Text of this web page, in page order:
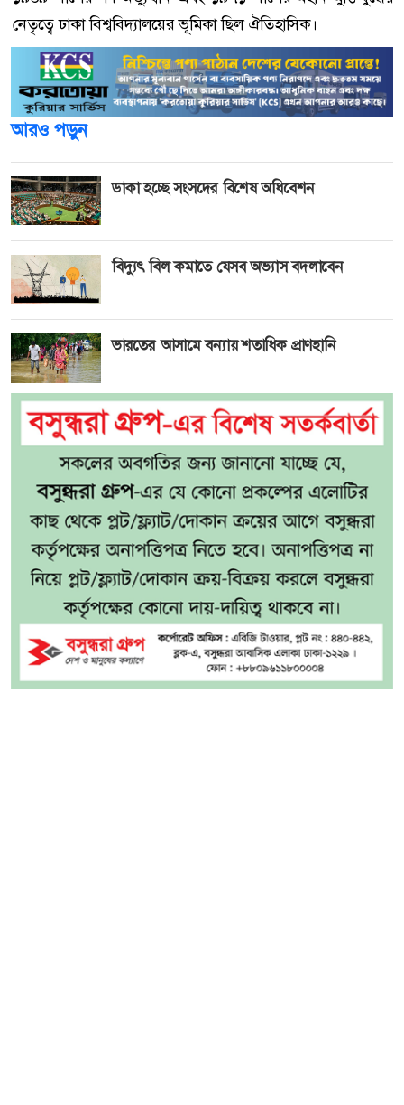
নেতৃত্বে ঢাকা বিশ্ববিদ্যালয়ের ভূমিকা ছিল ঐতিহাসিক।
আরও পড়ুন
ডাকা হচ্ছে সংসদের বিশেষ অধিবেশন
বিদ্যুৎ বিল কমাতে যেসব অভ্যাস বদলাবেন
ভারতের আসামে বন্যায় শতাধিক প্রাণহানি